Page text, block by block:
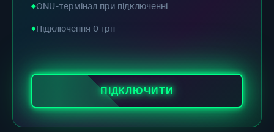
ONU-термінал при підключенні
Підключення 0 грн
ПІДКЛЮЧИТИ